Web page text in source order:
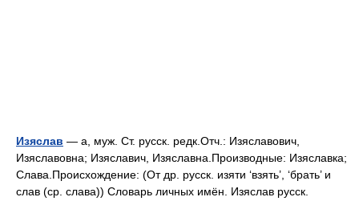
Изяслав — а, муж. Ст. русск. редк.Отч.: Изяславович,
Изяславовна; Изяславич, Изяславна.Производные: Изяславка;
Слава.Происхождение: (От др. русск. изяти ‘взять’, ‘брать’ и
слав (ср. слава)) Словарь личных имён. Изяслав русск.